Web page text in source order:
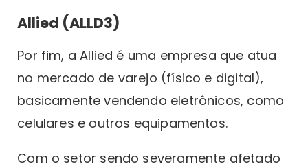
Allied (ALLD3)
Por fim, a Allied é uma empresa que atua
no mercado de varejo (físico e digital),
basicamente vendendo eletrônicos, como
celulares e outros equipamentos.
Com o setor sendo severamente afetado